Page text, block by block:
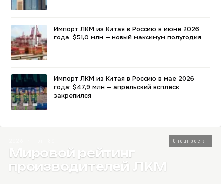
Импорт ЛКМ из Китая в Россию в июне 2026
года: $51,0 млн — новый максимум полугодия
Импорт ЛКМ из Китая в Россию в мае 2026
года: $47,9 млн — апрельский всплеск
закрепился
Спецпроект
Мировой рейтинг
производителей ЛКМ